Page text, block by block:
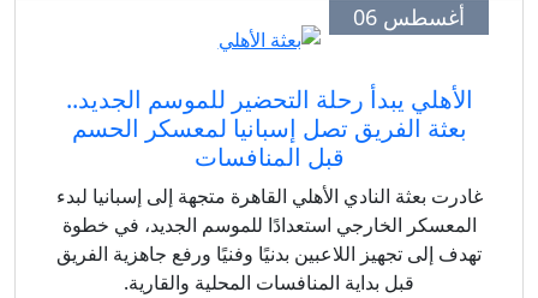
أغسطس 06
الأهلي يبدأ رحلة التحضير للموسم الجديد..
بعثة الفريق تصل إسبانيا لمعسكر الحسم
قبل المنافسات
بعثة النادي الأهلي القاهرة متجهة إلى إسبانيا لبدء
المعسكر الخارجي استعدادًا للموسم الجديد، في خطوة
إلى تجهيز اللاعبين بدنيًا وفنيًا ورفع جاهزية الفريق
قبل بداية المنافسات المحلية والقارية.